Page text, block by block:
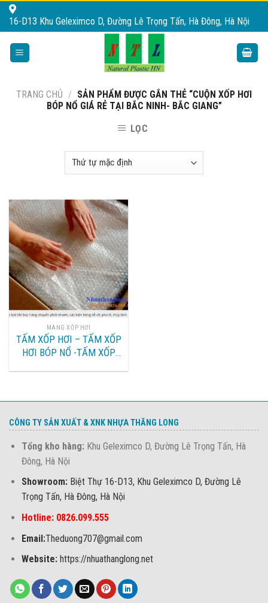
Skip
16-D13 Khu Geleximco D, Đường Lê Trọng Tấn, Hà Đông, Hà Nội
TRANG CHỦ / SẢN PHẨM ĐƯỢC GẮN THẺ “CUỘN XỐP HƠI
BÓP NỔ GIÁ RẺ TẠI BẮC NINH- BẮC GIANG”
LỌC
MÀNG XỐP HƠI
TẤM XỐP HƠI – TẤM XỐP
HƠI BÓP NỔ -TẤM XỐP
CÔNG TY SẢN XUẤT & XNK NHỰA THĂNG LONG
Tổng kho hàng: Khu Geleximco D, Đường Lê Trọng Tấn, Hà
Đông, Hà Nội
Showroom: Biệt Thự 16-D13, Khu Geleximco D, Đường Lê
Trọng Tấn, Hà Đông, Hà Nội
Hotline: 0826.099.555
Email:Theduong707@gmail.com
Website:https://nhuathanglong.net